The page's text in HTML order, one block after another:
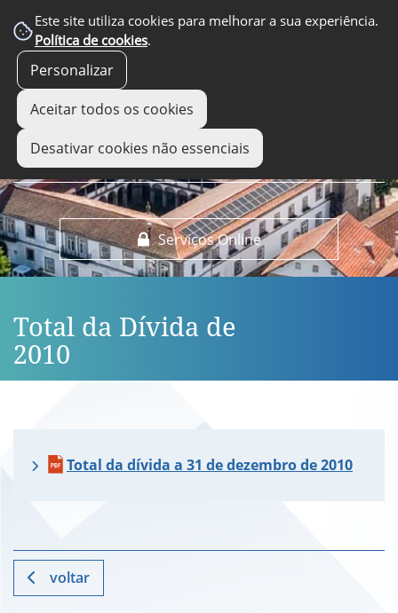
Este site utiliza cookies para melhorar a sua experiência.
Política de cookies.
Personalizar
Aceitar todos os cookies
Desativar cookies não essenciais
Serviços Online
EM DESTAQUE
Total da Dívida de
2010
Total da dívida a 31 de dezembro de 2010
voltar